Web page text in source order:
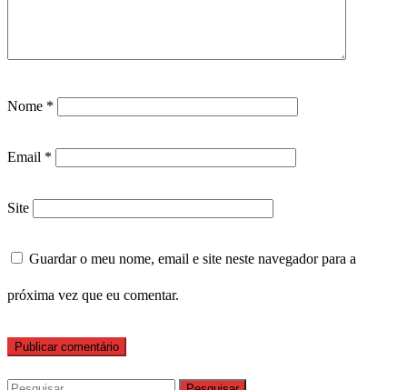
Nome *
Email *
Site
Guardar o meu nome, email e site neste navegador para a
próxima vez que eu comentar.
Pesquisar